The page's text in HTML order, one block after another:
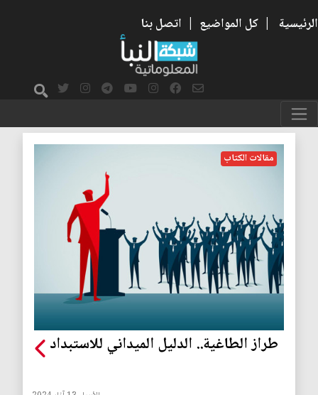
الرئيسية | كل المواضيع | اتصل بنا
جوزيف ستالين
مقالات الكتاب
طراز الطاغية.. الدليل الميداني للاستبداد